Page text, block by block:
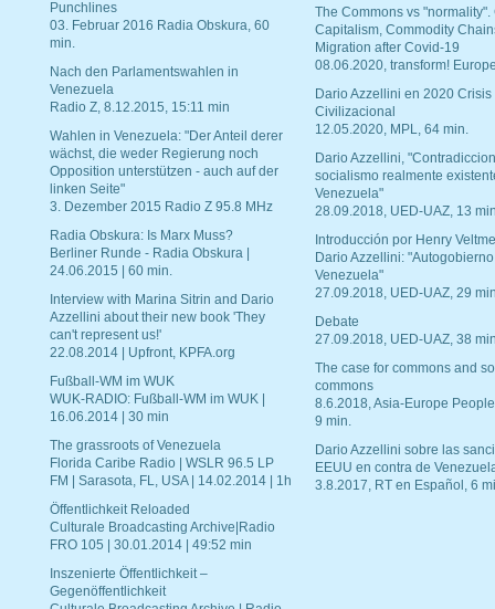
Punchlines
03. Februar 2016 Radia Obskura, 60
min.
Nach den Parlamentswahlen in
Venezuela
Radio Z, 8.12.2015, 15:11 min
Wahlen in Venezuela: "Der Anteil derer
wächst, die weder Regierung noch
Opposition unterstützen - auch auf der
linken Seite"
3. Dezember 2015 Radio Z 95.8 MHz
Radia Obskura: Is Marx Muss?
Berliner Runde - Radia Obskura |
24.06.2015 | 60 min.
Interview with Marina Sitrin and Dario
Azzellini about their new book 'They
can't represent us!'
22.08.2014 | Upfront, KPFA.org
Fußball-WM im WUK
WUK-RADIO: Fußball-WM im WUK |
16.06.2014 | 30 min
The grassroots of Venezuela
Florida Caribe Radio | WSLR 96.5 LP
FM | Sarasota, FL, USA | 14.02.2014 | 1h
Öffentlichkeit Reloaded
Culturale Broadcasting Archive|Radio
FRO 105 | 30.01.2014 | 49:52 min
Inszenierte Öffentlichkeit –
Gegenöffentlichkeit
The Commons vs "normality".
Capitalism, Commodity
Migration after Covid-19
08.06.2020, transform!
Dario Azzellini en 2020 Crisis
Civilizacional
12.05.2020, MPL, 64 min.
Dario Azzellini,
socialismo realmente
Venezuela"
28.09.2018, UED-UAZ, 13
Introducción por Henry
Dario Azzellini:
Venezuela"
27.09.2018, UED-UAZ, 29
Debate
27.09.2018, UED-UAZ, 38
The case for commons and
commons
8.6.2018, Asia-Europe
9 min.
Dario Azzellini sobre las
EEUU en contra de
3.8.2017, RT en Español, 6